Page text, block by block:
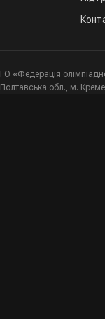
ГО «Федерація
Полтавська обл., м.